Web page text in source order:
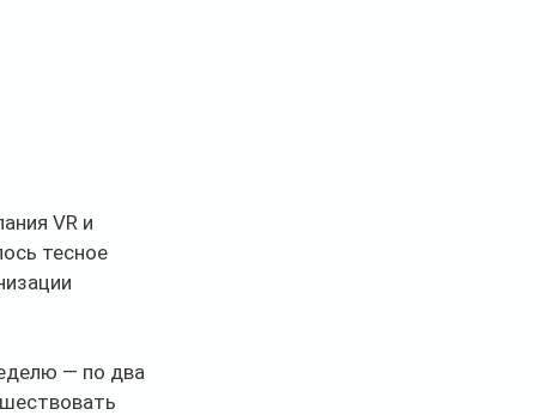
VR и
тесное
— по два